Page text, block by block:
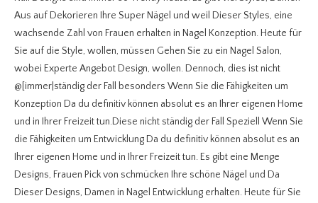
Aus auf Dekorieren Ihre Super Nägel und weil Dieser Styles, eine
wachsende Zahl von Frauen erhalten in Nagel Konzeption. Heute für
Sie auf die Style, wollen, müssen Gehen Sie zu ein Nagel Salon,
wobei Experte Angebot Design, wollen. Dennoch, dies ist nicht
@[immer|ständig der Fall besonders Wenn Sie die Fähigkeiten um
Konzeption Da du definitiv können absolut es an Ihrer eigenen Home
und in Ihrer Freizeit tun.Diese nicht ständig der Fall Speziell Wenn Sie
die Fähigkeiten um Entwicklung Da du definitiv können absolut es an
Ihrer eigenen Home und in Ihrer Freizeit tun. Es gibt eine Menge
Designs, Frauen Pick von schmücken Ihre schöne Nägel und Da
Dieser Designs, Damen in Nagel Entwicklung erhalten. Heute für Sie